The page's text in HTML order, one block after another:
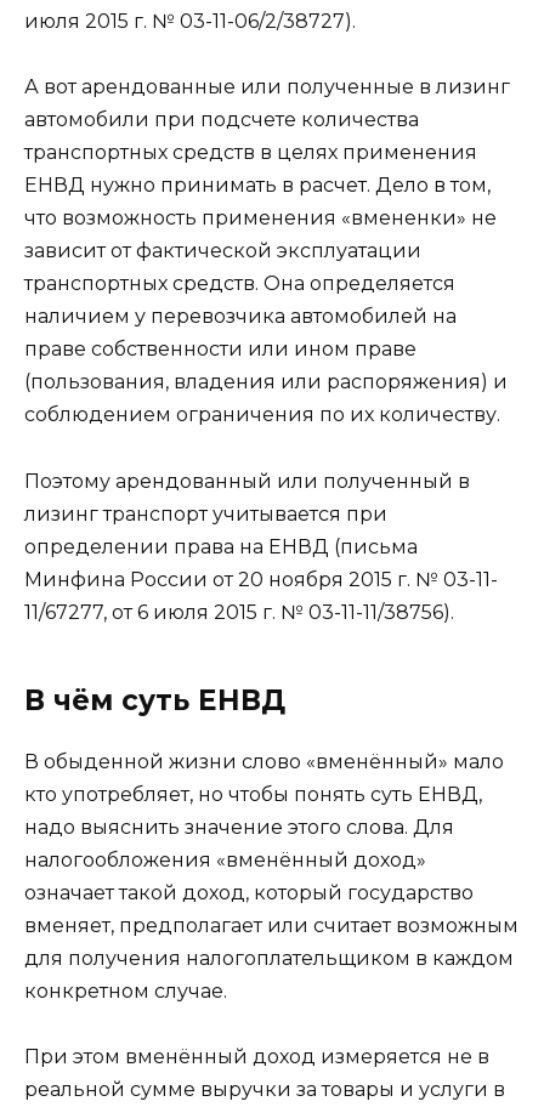
июля 2015 г. № 03-11-06/2/38727).
А вот арендованные или полученные в лизинг
автомобили при подсчете количества
транспортных средств в целях применения
ЕНВД нужно принимать в расчет. Дело в том,
что возможность применения «вмененки» не
зависит от фактической эксплуатации
транспортных средств. Она определяется
наличием у перевозчика автомобилей на
праве собственности или ином праве
(пользования, владения или распоряжения) и
соблюдением ограничения по их количеству.
Поэтому арендованный или полученный в
лизинг транспорт учитывается при
определении права на ЕНВД (письма
Минфина России от 20 ноября 2015 г. № 03-11-
11/67277, от 6 июля 2015 г. № 03-11-11/38756).
В чём суть ЕНВД
В обыденной жизни слово «вменённый» мало
кто употребляет, но чтобы понять суть ЕНВД,
надо выяснить значение этого слова. Для
налогообложения «вменённый доход»
означает такой доход, который государство
вменяет, предполагает или считает возможным
для получения налогоплательщиком в каждом
конкретном случае.
При этом вменённый доход измеряется не в
реальной сумме выручки за товары и услуги в